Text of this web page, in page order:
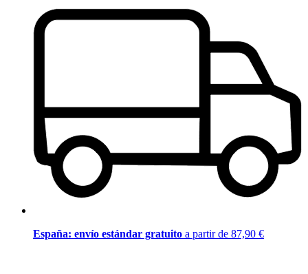
España: envío estándar gratuito a partir de 87,90 €